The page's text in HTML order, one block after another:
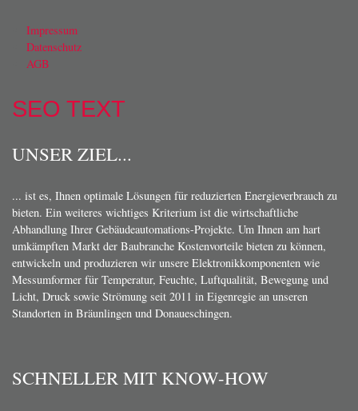
Impressum
Datenschutz
AGB
SEO TEXT
UNSER ZIEL...
... ist es, Ihnen optimale Lösungen für reduzierten Energieverbrauch zu
bieten. Ein weiteres wichtiges Kriterium ist die wirtschaftliche
Abhandlung Ihrer Gebäudeautomations-Projekte. Um Ihnen am hart
umkämpften Markt der Baubranche Kostenvorteile bieten zu können,
entwickeln und produzieren wir unsere Elektronikkomponenten wie
Messumformer für Temperatur, Feuchte, Luftqualität, Bewegung und
Licht, Druck sowie Strömung seit 2011 in Eigenregie an unseren
Standorten in Bräunlingen und Donaueschingen.
SCHNELLER MIT KNOW-HOW